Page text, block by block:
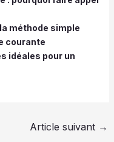
méthode simple
courante
idéales pour un
Article suivant →